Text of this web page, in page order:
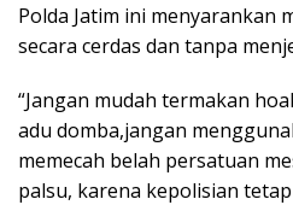
Polda Jatim ini menyarankan
secara cerdas dan tanpa
“Jangan mudah termakan
adu domba,jangan
memecah belah persatuan
palsu, karena kepolisian